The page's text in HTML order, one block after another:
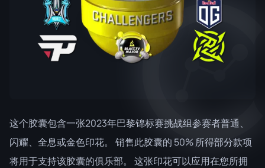
这个胶囊包含一张2023年巴黎锦标赛挑战组参赛者普通、
闪耀、全息或金色印花。 销售此胶囊的 50% 所得部分款项
将用于支持该胶囊的俱乐部。 这张印花可以应用在您所拥